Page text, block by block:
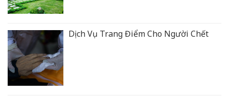
Dịch Vụ Trang Điểm Cho Người Chết